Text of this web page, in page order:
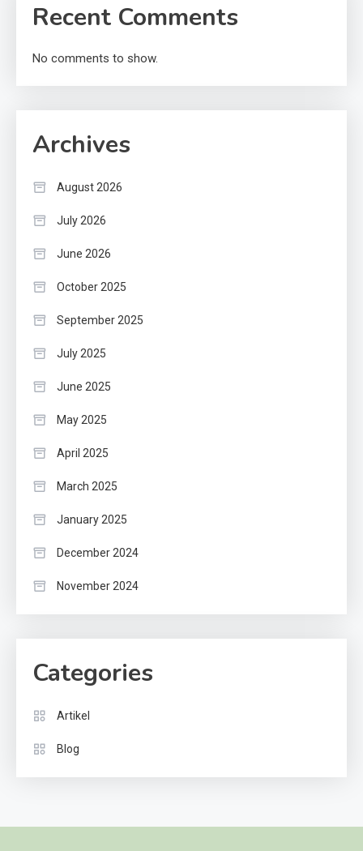
Recent Comments
No comments to show.
Archives
August 2026
July 2026
June 2026
October 2025
September 2025
July 2025
June 2025
May 2025
April 2025
March 2025
January 2025
December 2024
November 2024
Categories
Artikel
Blog